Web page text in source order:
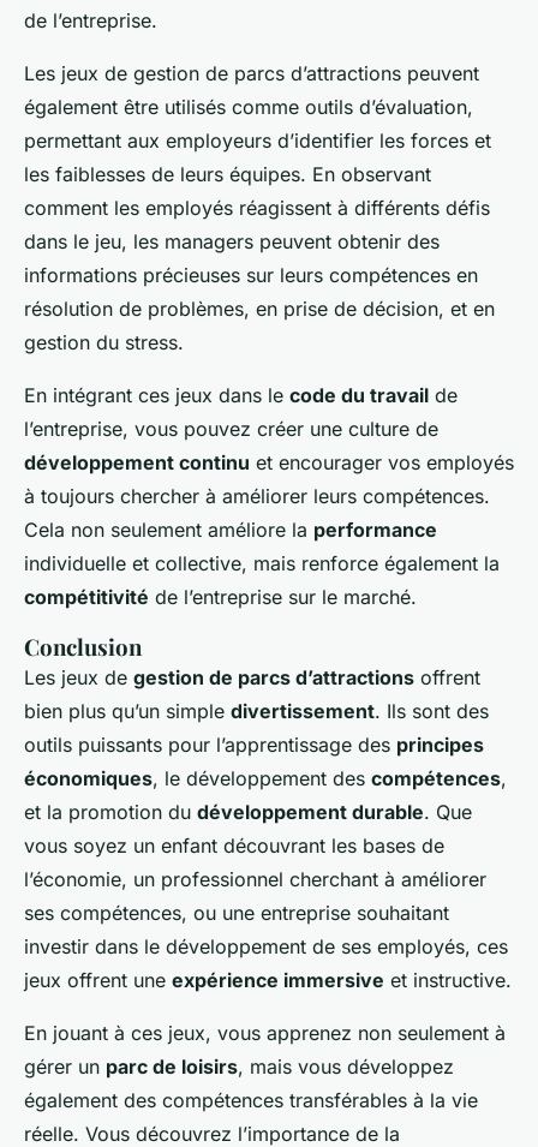
de l’entreprise.
Les jeux de gestion de parcs d’attractions peuvent
également être utilisés comme outils d’évaluation,
permettant aux employeurs d’identifier les forces et
les faiblesses de leurs équipes. En observant
comment les employés réagissent à différents défis
dans le jeu, les managers peuvent obtenir des
informations précieuses sur leurs compétences en
résolution de problèmes, en prise de décision, et en
gestion du stress.
En intégrant ces jeux dans le code du travail de
l’entreprise, vous pouvez créer une culture de
développement continu et encourager vos employés
à toujours chercher à améliorer leurs compétences.
Cela non seulement améliore la performance
individuelle et collective, mais renforce également la
compétitivité de l’entreprise sur le marché.
Conclusion
Les jeux de gestion de parcs d’attractions offrent
bien plus qu’un simple divertissement. Ils sont des
outils puissants pour l’apprentissage des principes
économiques, le développement des compétences,
et la promotion du développement durable. Que
vous soyez un enfant découvrant les bases de
l’économie, un professionnel cherchant à améliorer
ses compétences, ou une entreprise souhaitant
investir dans le développement de ses employés, ces
jeux offrent une expérience immersive et instructive.
En jouant à ces jeux, vous apprenez non seulement à
gérer un parc de loisirs, mais vous développez
également des compétences transférables à la vie
réelle. Vous découvrez l’importance de la